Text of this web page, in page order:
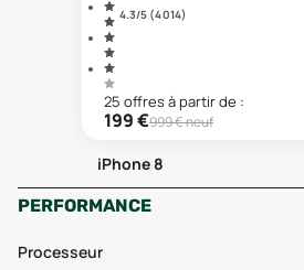
4.3/5 (4 014)
25 offresà partir de :
199€999€ neuf
iPhone 8
PERFORMANCE
Processeur